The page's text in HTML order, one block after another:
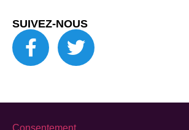
SUIVEZ-NOUS
Consentement